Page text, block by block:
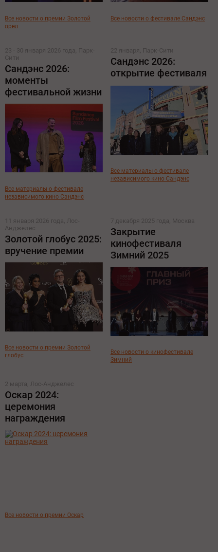
Все новости о премии Золотой
орел
Все новости о фестивале Сандэнс
23 - 30 января 2026 года, Парк-
Сити
Сандэнс 2026:
моменты
фестивальной жизни
Все материалы о фестивале
независимого кино Сандэнс
22 января, Парк-Сити
Сандэнс 2026:
открытие фестиваля
Все материалы о фестивале
независимого кино Сандэнс
11 января 2026 года, Лос-
Анджелес
Золотой глобус 2025:
вручение премии
Все новости о премии Золотой
глобус
7 декабря 2025 года, Москва
Закрытие
кинофестиваля
Зимний 2025
Все новости о кинофестивале
Зимний
2 марта, Лос-Анджелес
Оскар 2024:
церемония
награждения
Все новости о премии Оскар